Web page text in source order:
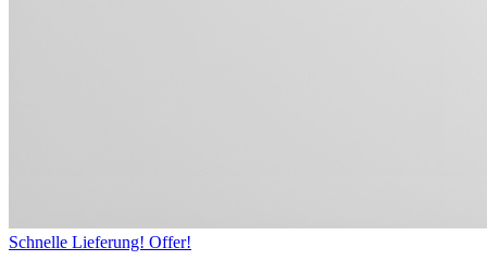
Schnelle Lieferung! Offer!